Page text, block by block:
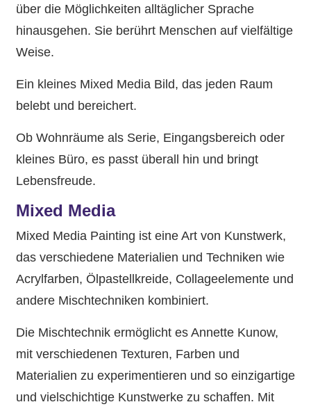
über die Möglichkeiten alltäglicher Sprache
hinausgehen. Sie berührt Menschen auf vielfältige
Weise.
Ein kleines Mixed Media Bild, das jeden Raum
belebt und bereichert.
Ob Wohnräume als Serie, Eingangsbereich oder
kleines Büro, es passt überall hin und bringt
Lebensfreude.
Mixed Media
Mixed Media Painting ist eine Art von Kunstwerk,
das verschiedene Materialien und Techniken wie
Acrylfarben, Ölpastellkreide, Collageelemente und
andere Mischtechniken kombiniert.
Die Mischtechnik ermöglicht es Annette Kunow,
mit verschiedenen Texturen, Farben und
Materialien zu experimentieren und so einzigartige
und vielschichtige Kunstwerke zu schaffen. Mit